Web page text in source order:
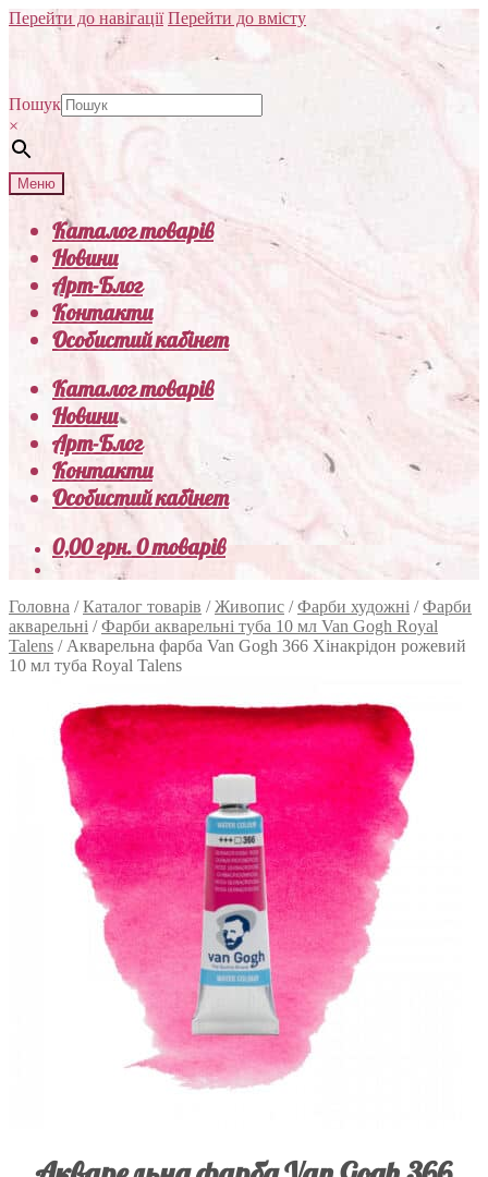
Перейти до навігації Перейти до вмісту
Пошук
×
Меню
Каталог товарів
Новини
Арт-Блог
Контакти
Особистий кабінет
Каталог товарів
Новини
Арт-Блог
Контакти
Особистий кабінет
0,00грн.0 товарів
Головна /Каталог товарів /Живопис /Фарби художні /Фарби
акварельні /Фарби акварельні туба 10 мл Van Gogh Royal
Talens / Акварельна фарба Van Gogh 366 Хінакрідон рожевий
10 мл туба Royal Talens